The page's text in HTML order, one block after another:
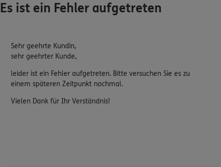
Es ist ein Fehler aufgetreten
Sehr geehrte Kundin,
sehr geehrter Kunde,
leider ist ein Fehler aufgetreten. Bitte versuchen Sie es zu
einem späteren Zeitpunkt nochmal.
Vielen Dank für Ihr Verständnis!